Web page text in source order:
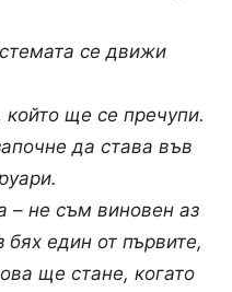
се движи
който ще се пречупи.
да става във
– не съм виновен аз
бях един от първите,
ще стане, когато